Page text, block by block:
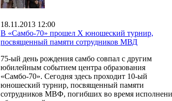
18.11.2013 12:00
В «Самбо-70» прошел X юношеский турнир,
посвященный памяти сотрудников МВД
75-ый день рождения самбо совпал с другим
юбилейным событием центра образования
«Самбо-70». Сегодня здесь проходит 10-ый
юношеский турнир, посвященный памяти
сотрудников МВФ, погибших во время